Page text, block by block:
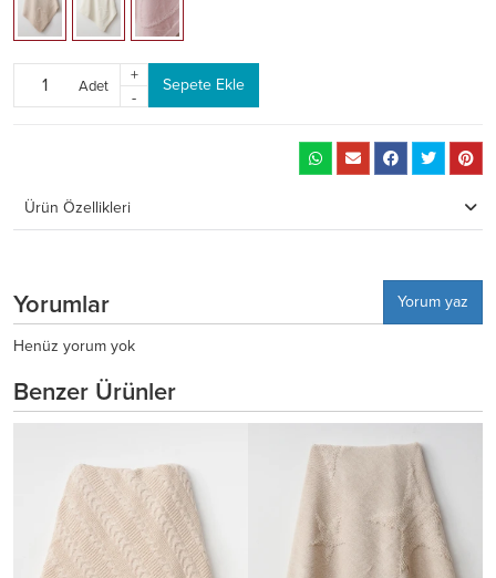
Adet
+
-
Sepete Ekle
Ürün Özellikleri
Yorumlar
Yorum yaz
Henüz yorum yok
Benzer Ürünler